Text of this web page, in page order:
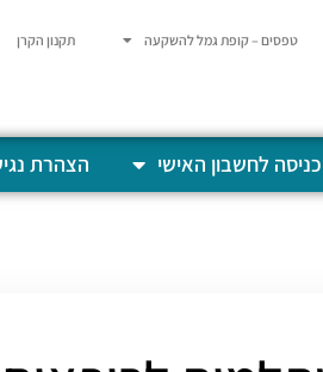
טפסים – קופת גמל להשקעה תקנון הקרן
כניסה לחשבון האישי הצהרת